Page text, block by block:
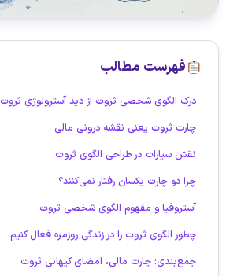
فهرست مطالب
درک الگوی شخصی ثروت از دید آسترولوژی ثروت
چارت ثروت یعنی نقشه‌ درونی مالی
نقش سیارات در طراحی الگوی ثروت
چرا دو چارت یکسان رفتار نمی‌کنند؟
آستروفیا و مفهوم الگوی شخصی ثروت
چطور الگوی ثروت را در زندگی روزمره فعال کنیم
جمع‌بندی: چارت مالی، امضای کیهانی ثروت